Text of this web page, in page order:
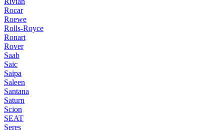
Rocar
Roewe
Rolls-Royce
Ronart
Rover
Saab
Saic
Saipa
Saleen
Santana
Saturn
Scion
SEAT
Seres